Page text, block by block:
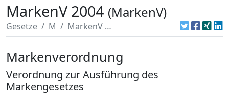
MarkenV 2004 (MarkenV)
Gesetze M MarkenV 2004
Markenverordnung
Verordnung zur Ausführung des
Markengesetzes